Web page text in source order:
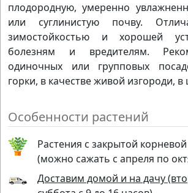
плодородную, умеренно
или суглинистую почву.
зимостойкостью и хорошей
болезням и вредителям.
одиночных или групповых
горки, в качестве живой изгороди, в
Особенности растений
Растения с закрытой
(можно сажать с апреля по
Доставим домой и на дачу